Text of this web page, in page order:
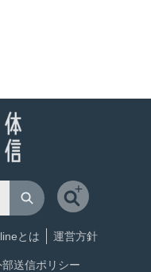
とは 運営方針
部送信ポリシー